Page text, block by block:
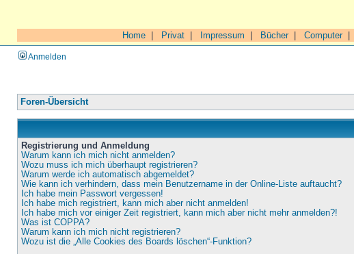
Home Privat Impressum Bücher| Computer|
Anmelden
Foren-Übersicht
Registrierung und Anmeldung
Warum kann ich mich nicht anmelden?
Wozu muss ich mich überhaupt registrieren?
Warum werde ich automatisch abgemeldet?
Wie kann ich verhindern, dass mein Benutzername in der Online-Liste auftaucht?
Ich habe mein Passwort vergessen!
Ich habe mich registriert, kann mich aber nicht anmelden!
Ich habe mich vor einiger Zeit registriert, kann mich aber nicht mehr anmelden?!
Was ist COPPA?
Warum kann ich mich nicht registrieren?
Wozu ist die „Alle Cookies des Boards löschen“-Funktion?